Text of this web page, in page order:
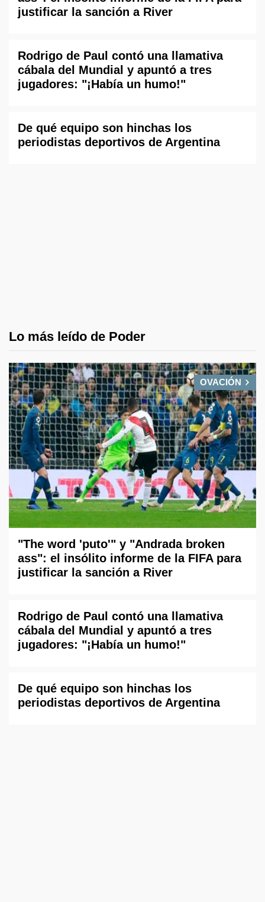
justificar la sanción a River
Rodrigo de Paul contó una llamativa
cábala del Mundial y apuntó a tres
jugadores: "¡Había un humo!"
De qué equipo son hinchas los
periodistas deportivos de Argentina
Lo más leído de Poder
OVACIÓN
"The word 'puto'" y "Andrada broken
ass": el insólito informe de la FIFA para
justificar la sanción a River
Rodrigo de Paul contó una llamativa
cábala del Mundial y apuntó a tres
jugadores: "¡Había un humo!"
De qué equipo son hinchas los
periodistas deportivos de Argentina